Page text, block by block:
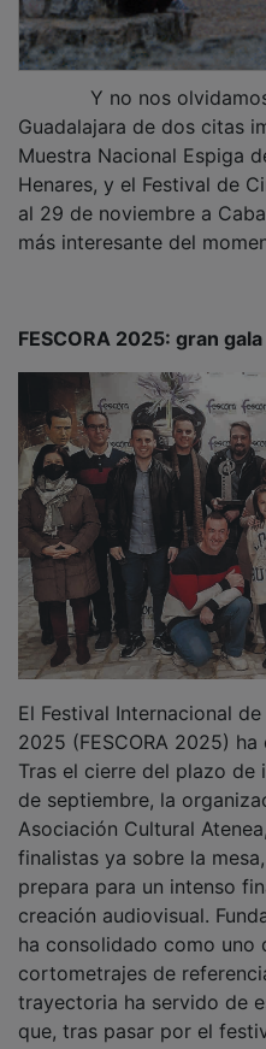
Guadalajara de dos citas
Muestra Nacional Espiga
Henares, y el Festival de
al 29 de noviembre a
más interesante del
2025 (FESCORA 2025) ha
Tras el cierre del plazo
de septiembre, la
Asociación Cultural
finalistas ya sobre la
prepara para un intenso
creación audiovisual.
ha consolidado como uno
cortometrajes de
trayectoria ha servido de
que, tras pasar por el
en galardones de la talla